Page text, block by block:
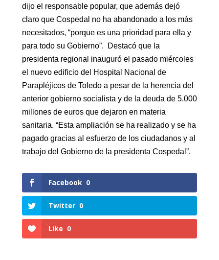
dijo el responsable popular, que además dejó
claro que Cospedal no ha abandonado a los más
necesitados, “porque es una prioridad para ella y
para todo su Gobierno”. Destacó que la
presidenta regional inauguró el pasado miércoles
el nuevo edificio del Hospital Nacional de
Parapléjicos de Toledo a pesar de la herencia del
anterior gobierno socialista y de la deuda de 5.000
millones de euros que dejaron en materia
sanitaria. “Esta ampliación se ha realizado y se ha
pagado gracias al esfuerzo de los ciudadanos y al
trabajo del Gobierno de la presidenta Cospedal”.
Facebook 0
Twitter 0
Like 0